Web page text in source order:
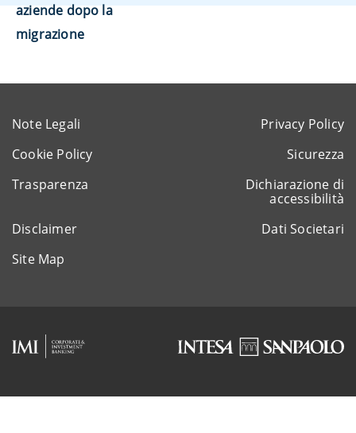
aziende dopo la
migrazione
Note Legali
Privacy Policy
Cookie Policy
Sicurezza
Trasparenza
Dichiarazione di
accessibilità
Disclaimer
Dati Societari
Site Map